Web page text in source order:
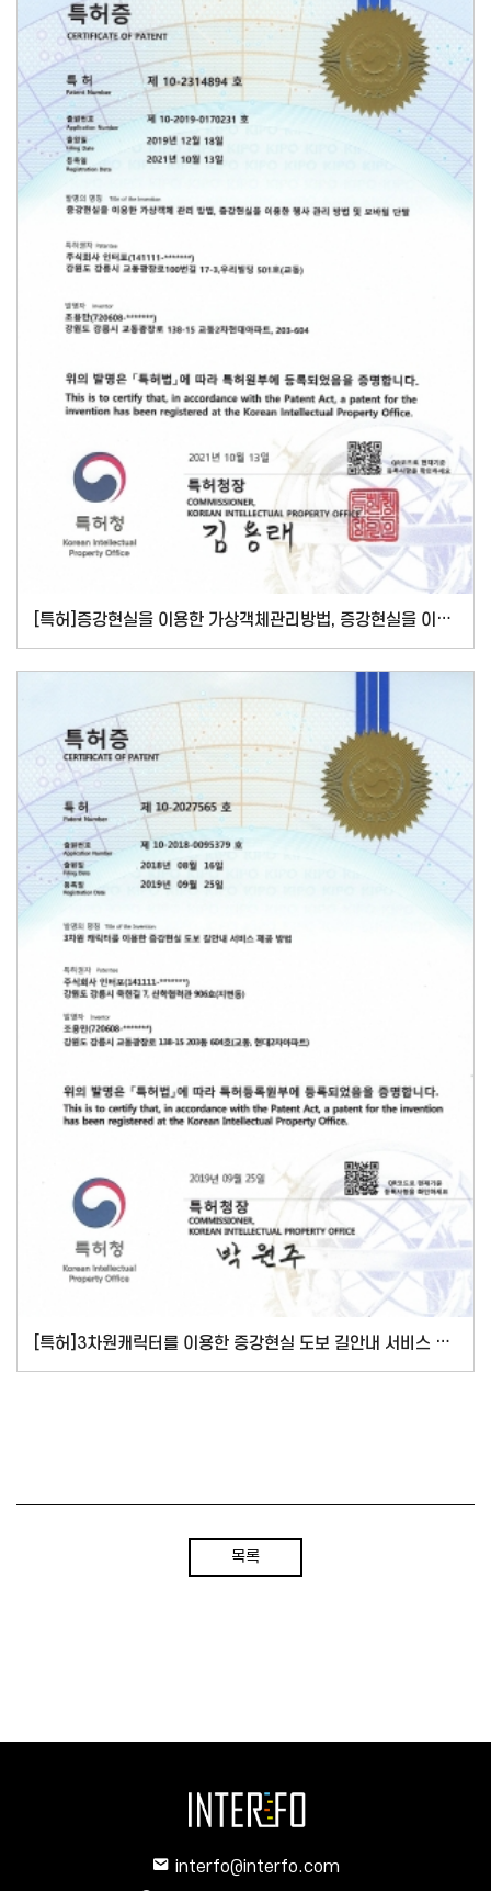
[특허]증강현실을 이용한 가상객체관리방법, 증강현실을 이용한 행사 관리방법및모바일단말
[특허]3차원캐릭터를 이용한 증강현실 도보 길안내 서비스 제공방법
목록
interfo@interfo.com